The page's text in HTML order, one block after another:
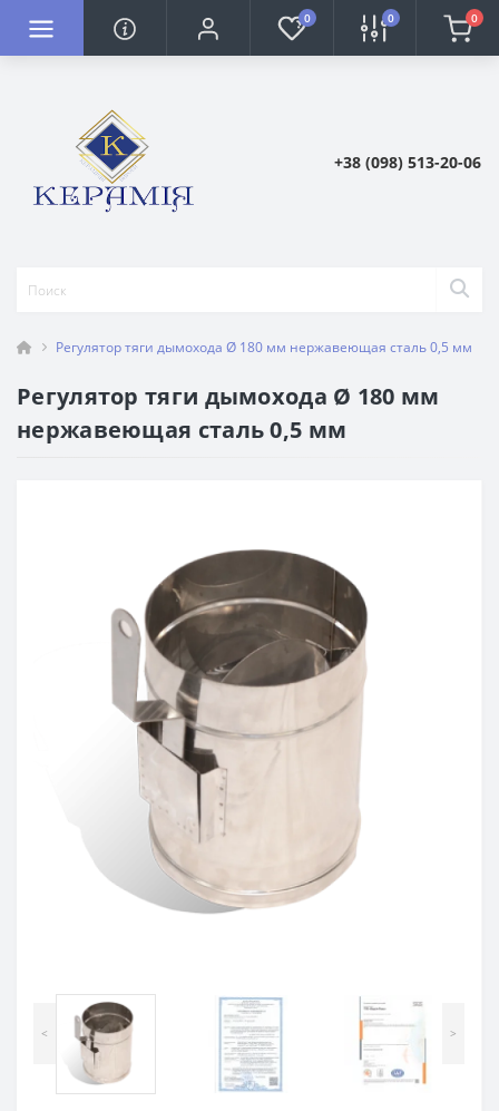
0 0 0
+38 (098) 513-20-06
Регулятор тяги дымохода Ø 180 мм нержавеющая сталь 0,5 мм
Регулятор тяги дымохода Ø 180 мм
нержавеющая сталь 0,5 мм
< >